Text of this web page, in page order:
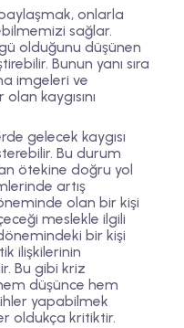
paylaşmak, onlarla
sağlar.
olduğunu düşünen
Bunun yanı sıra
imgeleri ve
kaygısını
gelecek kaygısı
Bu durum
ötekine doğru yol
artış
olan bir kişi
meslekle ilgili
bir kişi
ilişkilerinin
Bu gibi kriz
düşünce hem
yapabilmek
oldukça kritiktir.